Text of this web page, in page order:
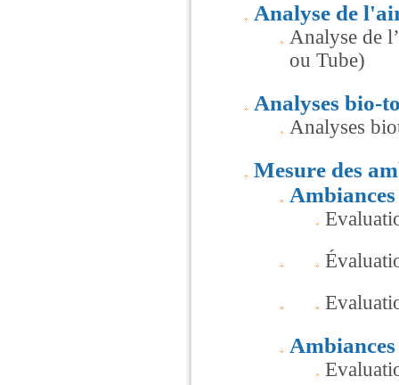
Analyse de
Analyse de
ou Tube)
Analyses bio-
Analyses
Mesure des